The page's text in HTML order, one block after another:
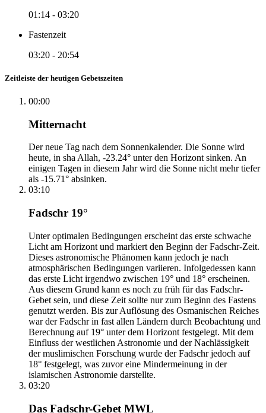
01:14 - 03:20
Fastenzeit
03:20 - 20:54
Zeitleiste der heutigen Gebetszeiten
00:00
Mitternacht
Der neue Tag nach dem Sonnenkalender. Die Sonne wird
heute, in sha Allah, -23.24° unter den Horizont sinken. An
einigen Tagen in diesem Jahr wird die Sonne nicht mehr tiefer
als -15.71° absinken.
03:10
Fadschr 19°
Unter optimalen Bedingungen erscheint das erste schwache
Licht am Horizont und markiert den Beginn der Fadschr-Zeit.
Dieses astronomische Phänomen kann jedoch je nach
atmosphärischen Bedingungen variieren. Infolgedessen kann
das erste Licht irgendwo zwischen 19° und 18° erscheinen.
Aus diesem Grund kann es noch zu früh für das Fadschr-
Gebet sein, und diese Zeit sollte nur zum Beginn des Fastens
genutzt werden. Bis zur Auflösung des Osmanischen Reiches
war der Fadschr in fast allen Ländern durch Beobachtung und
Berechnung auf 19° unter dem Horizont festgelegt. Mit dem
Einfluss der westlichen Astronomie und der Nachlässigkeit
der muslimischen Forschung wurde der Fadschr jedoch auf
18° festgelegt, was zuvor eine Mindermeinung in der
islamischen Astronomie darstellte.
03:20
Das Fadschr-Gebet MWL